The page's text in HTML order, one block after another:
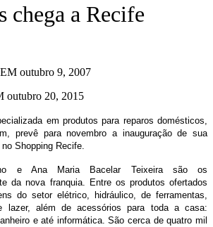
chega a Recife
outubro 9, 2007
20, 2015
em produtos para reparos domésticos,
prevê para novembro a inauguração de sua
Shopping Recife.
e Ana Maria Bacelar Teixeira são os
da nova franquia. Entre os produtos ofertados
do setor elétrico, hidráulico, de ferramentas,
lazer, além de acessórios para toda a casa:
e até informática. São cerca de quatro mil